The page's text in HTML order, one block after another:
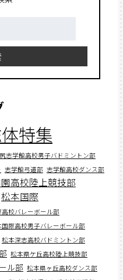
特集
志学館高校男子バドミントン部
志学館弓道部 志学館高校ダンス部
高校陸上競技部
松本国際
校バレーボール部
国際高校男子バレーボール部
松本深志高校バドミントン部
松本県ケ丘高校陸上競技部
ル部 松本県ヶ丘高校ダンス部